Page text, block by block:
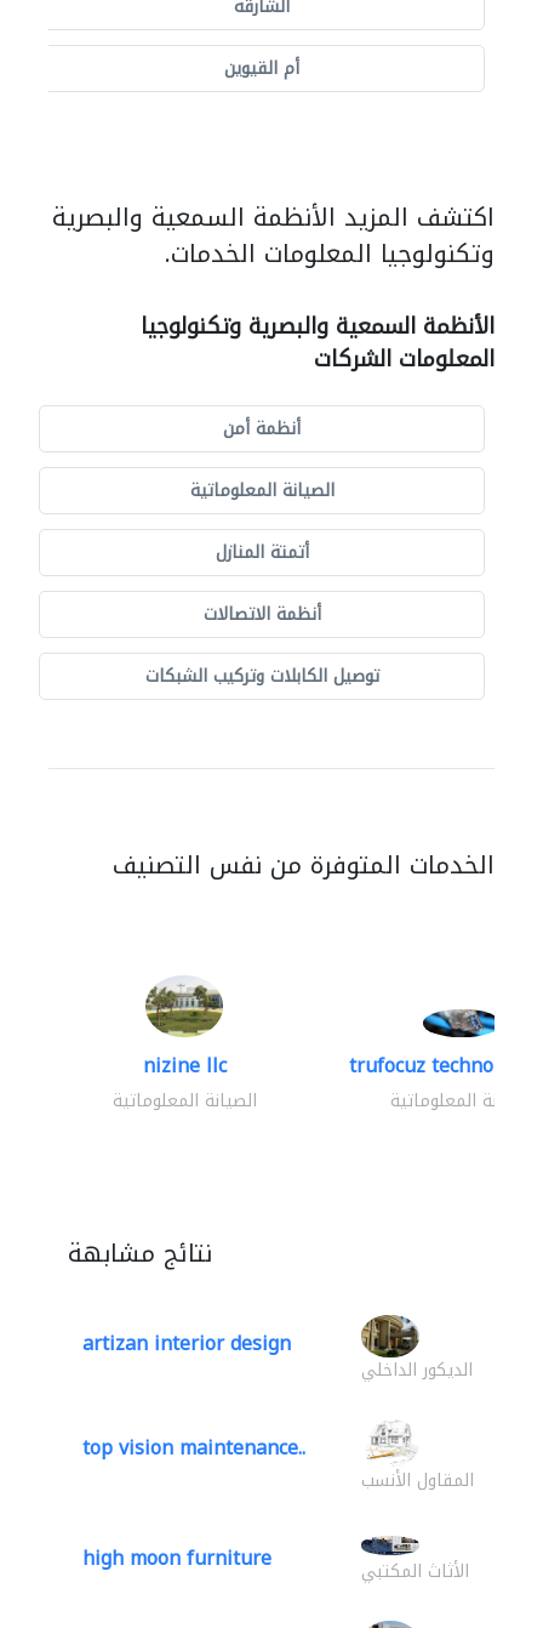
الشارقة
أم القيوين
اكتشف المزيد الأنظمة السمعية والبصرية
وتكنولوجيا المعلومات الخدمات.
الأنظمة السمعية والبصرية وتكنولوجيا
المعلومات الشركات
أنظمة أمن
الصيانة المعلوماتية
أتمتة المنازل
أنظمة الاتصالات
توصيل الكابلات وتركيب الشبكات
الخدمات المتوفرة من نفس التصنيف
nizine llc
الصيانة المعلوماتية
trufocuz
الصيانة المعلوماتية
نتائج مشابهة
artizan interior design
الديكور الداخلي
top vision maintenance..
المقاول الأنسب
high moon furniture الأثاث المكتبي